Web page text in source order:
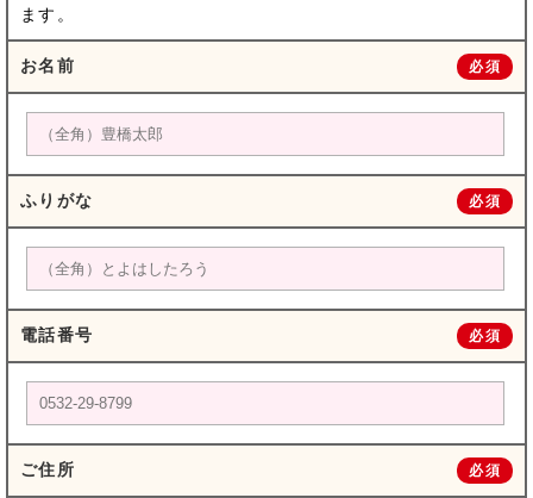
ます。
お名前 必須
ふりがな 必須
電話番号 必須
ご住所 必須